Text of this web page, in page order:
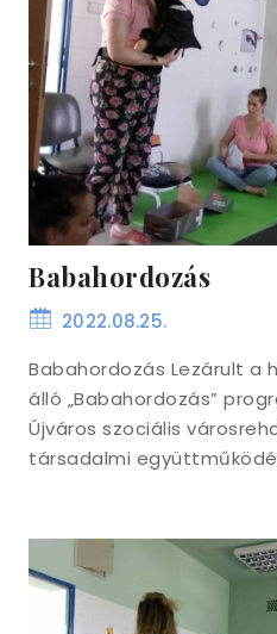
Babahordozás
2022.08.25.
Babahordozás Lezárult a
álló „Babahordozás”
Újváros szociális
társadalmi